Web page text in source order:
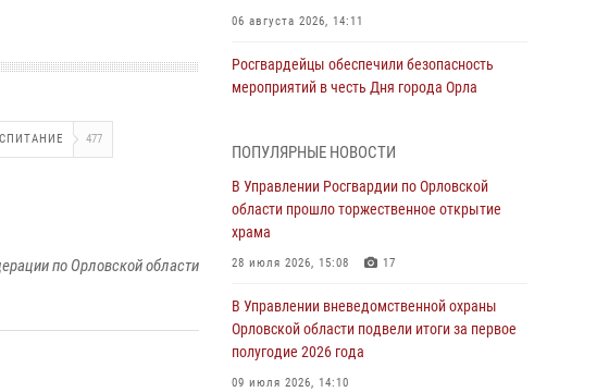
477
по Орловской области
06 августа 2026, 14:11
Росгвардейцы обеспечили безопасность
мероприятий в честь Дня города Орла
Начальник регионального Управления
Росгвардии принял участие в митинге в честь
дня освобождения города Орла
05 августа 2026, 13:16
результатах работы за первое полугодие
05 августа 2026, 13:12
За месяц росгвардейцы задержали 15 лиц,
ПОПУЛЯРНЫЕ НОВОСТИ
В Управлении Росгвардии по Орловской
области прошло торжественное открытие
храма
28 июля 2026, 15:08 17
В Управлении вневедомственной охраны
Орловской области подвели итоги за первое
полугодие 2026 года
09 июля 2026, 14:10